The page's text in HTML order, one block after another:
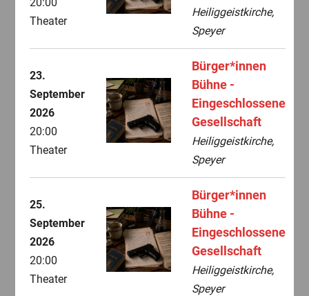
Theater
Heiliggeistkirche,
Speyer
23.
September
2026
20:00
Theater
Bürger*innen
Bühne -
Eingeschlossene
Gesellschaft
Heiliggeistkirche,
Speyer
25.
September
2026
20:00
Theater
Bürger*innen
Bühne -
Eingeschlossene
Gesellschaft
Heiliggeistkirche,
Speyer